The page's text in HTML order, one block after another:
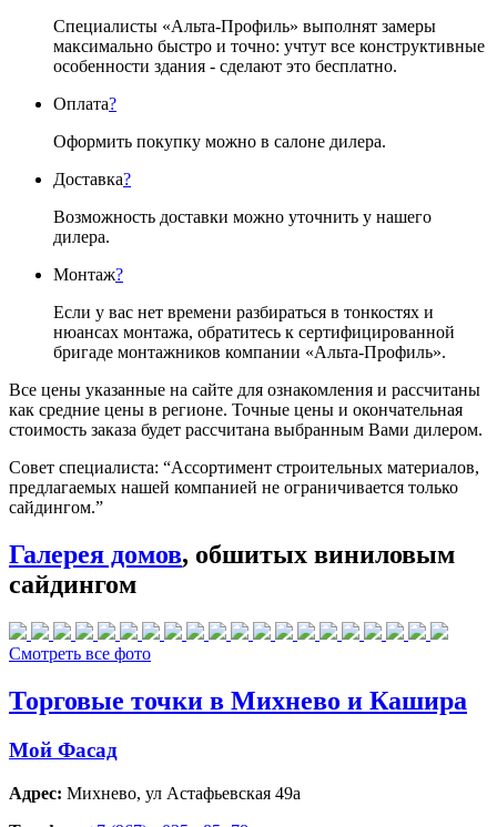
Специалисты «Альта-Профиль» выполнят замеры
максимально быстро и точно: учтут все конструктивные
особенности здания - сделают это бесплатно.
Оплата?
Оформить покупку можно в салоне дилера.
Доставка?
Возможность доставки можно уточнить у нашего
дилера.
Монтаж?
Если у вас нет времени разбираться в тонкостях и
нюансах монтажа, обратитесь к сертифицированной
бригаде монтажников компании «Альта-Профиль».
Все цены указанные на сайте для ознакомления и рассчитаны
как средние цены в регионе. Точные цены и окончательная
стоимость заказа будет рассчитана выбранным Вами дилером.
Совет специалиста: “Ассортимент строительных материалов,
предлагаемых нашей компанией не ограничивается только
сайдингом.”
Галерея домов, обшитых виниловым
сайдингом
Смотреть все фото
Торговые точки в Михнево и Кашира
Мой Фасад
Адрес: Михнево, ул Астафьевская 49а